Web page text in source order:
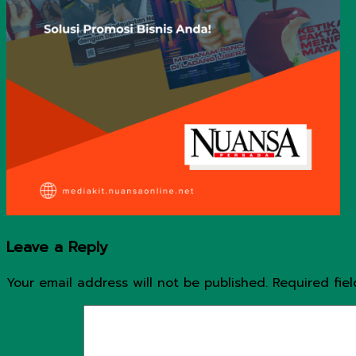
Leave a Reply
Your email address will not be published. Required